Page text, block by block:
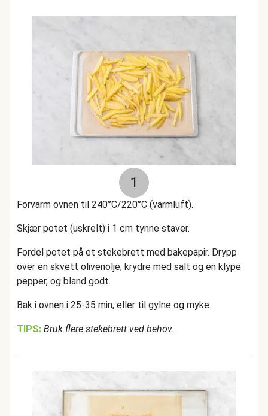
1
Forvarm ovnen til 240°C/220°C (varmluft).
Skjær potet (uskrelt) i 1 cm tynne staver.
Fordel potet på et stekebrett med bakepapir. Drypp
over en skvett olivenolje, krydre med salt og en klype
pepper, og bland godt.
Bak i ovnen i 25-35 min, eller til gylne og myke.
TIPS: Bruk flere stekebrett ved behov.